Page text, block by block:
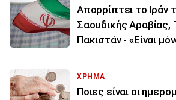
Απορρίπτει το Ιράν
Σαουδικής Αραβίας,
Πακιστάν - «Είναι
ΧΡΗΜΑ
Ποιες είναι οι